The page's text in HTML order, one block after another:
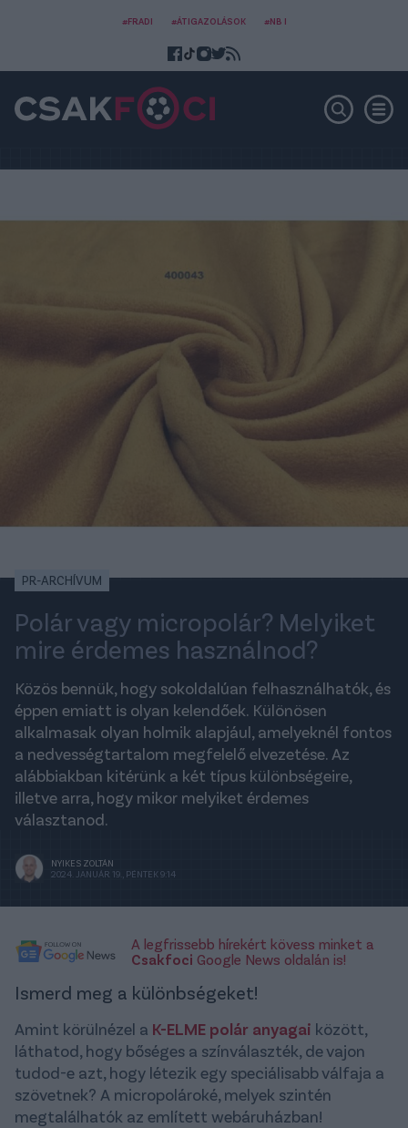
#FRADI #ÁTIGAZOLÁSOK #NB I
PR-ARCHÍVUM
Polár vagy micropolár? Melyiket
mire érdemes használnod?
Közös bennük, hogy sokoldalúan felhasználhatók, és
éppen emiatt is olyan kelendőek. Különösen
alkalmasak olyan holmik alapjául, amelyeknél fontos
a nedvességtartalom megfelelő elvezetése. Az
alábbiakban kitérünk a két típus különbségeire,
illetve arra, hogy mikor melyiket érdemes
választanod.
NYIKES ZOLTÁN
2024. JANUÁR 19., PÉNTEK 9:14
A legfrissebb hírekért kövess minket a
Csakfoci Google News oldalán is!
Ismerd meg a különbségeket!
Amint körülnézel a K-ELME polár anyagai között,
láthatod, hogy bőséges a színválaszték, de vajon
tudod-e azt, hogy létezik egy speciálisabb válfaja a
szövetnek? A micropolároké, melyek szintén
megtalálhatók az említett webáruházban!